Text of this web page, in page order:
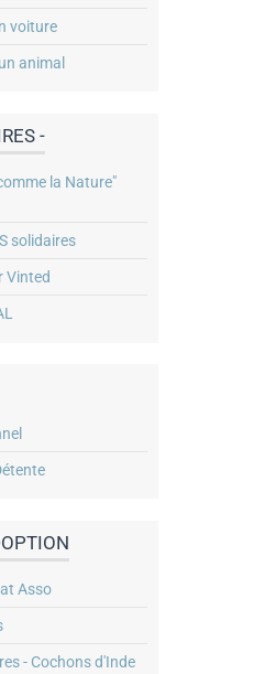
voiture
animal
-
la Nature"
solidaires
Vinted
Asso
- Cochons d'Inde